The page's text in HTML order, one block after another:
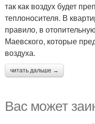
так как воздух будет
теплоносителя. В
правило, в
Маевского, которые
воздуха.
читать дальше →
Вас может